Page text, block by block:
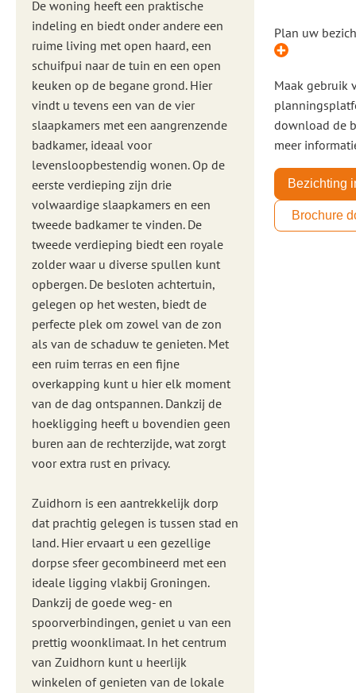
De woning heeft een praktische
indeling en biedt onder andere een
ruime living met open haard, een
schuifpui naar de tuin en een open
keuken op de begane grond. Hier
vindt u tevens een van de vier
slaapkamers met een aangrenzende
badkamer, ideaal voor
levensloopbestendig wonen. Op de
eerste verdieping zijn drie
volwaardige slaapkamers en een
tweede badkamer te vinden. De
tweede verdieping biedt een royale
zolder waar u diverse spullen kunt
opbergen. De besloten achtertuin,
gelegen op het westen, biedt de
perfecte plek om zowel van de zon
als van de schaduw te genieten. Met
een ruim terras en een fijne
overkapping kunt u hier elk moment
van de dag ontspannen. Dankzij de
hoekligging heeft u bovendien geen
buren aan de rechterzijde, wat zorgt
voor extra rust en privacy.
Zuidhorn is een aantrekkelijk dorp
dat prachtig gelegen is tussen stad en
land. Hier ervaart u een gezellige
dorpse sfeer gecombineerd met een
ideale ligging vlakbij Groningen.
Dankzij de goede weg- en
spoorverbindingen, geniet u van een
prettig woonklimaat. In het centrum
van Zuidhorn kunt u heerlijk
winkelen of genieten van de lokale
Plan uw
Maak gebruik
download de
meer
Bezichting
Brochure